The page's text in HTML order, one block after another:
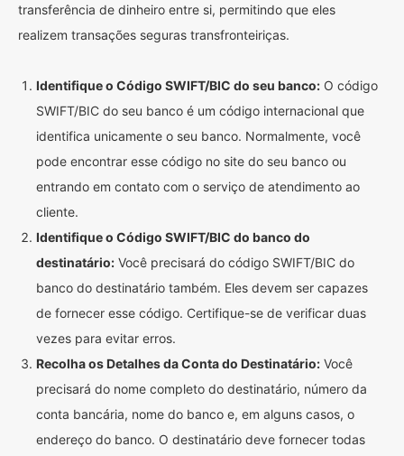
transferência de dinheiro entre si, permitindo que eles
realizem transações seguras transfronteiriças.
Identifique o Código SWIFT/BIC do seu banco: O código
SWIFT/BIC do seu banco é um código internacional que
identifica unicamente o seu banco. Normalmente, você
pode encontrar esse código no site do seu banco ou
entrando em contato com o serviço de atendimento ao
cliente.
Identifique o Código SWIFT/BIC do banco do
destinatário: Você precisará do código SWIFT/BIC do
banco do destinatário também. Eles devem ser capazes
de fornecer esse código. Certifique-se de verificar duas
vezes para evitar erros.
Recolha os Detalhes da Conta do Destinatário: Você
precisará do nome completo do destinatário, número da
conta bancária, nome do banco e, em alguns casos, o
endereço do banco. O destinatário deve fornecer todas